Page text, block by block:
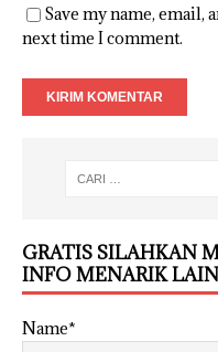
Save my name, email,
next time I comment.
GRATIS SILAHKAN
INFO MENARIK
Name*